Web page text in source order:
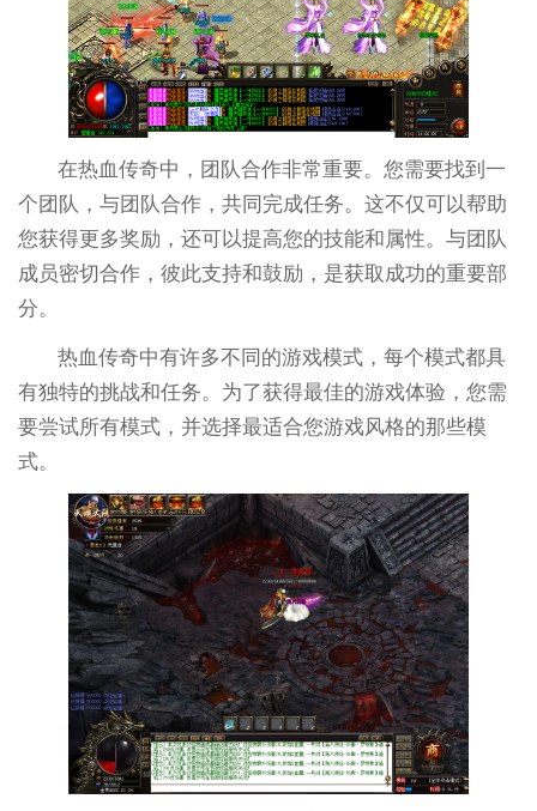
在热血传奇中，团队合作非常重要。您需要找到一
个团队，与团队合作，共同完成任务。这不仅可以帮助
您获得更多奖励，还可以提高您的技能和属性。与团队
成员密切合作，彼此支持和鼓励，是获取成功的重要部
分。
热血传奇中有许多不同的游戏模式，每个模式都具
有独特的挑战和任务。为了获得最佳的游戏体验，您需
要尝试所有模式，并选择最适合您游戏风格的那些模
式。